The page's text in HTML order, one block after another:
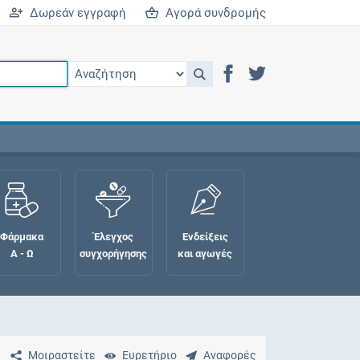
Δωρεάν εγγραφή Αγορά συνδρομής
Φάρμακα
Α - Ω
Έλεγχος
συγχορήγησης
Ενδείξεις
και αγωγές
Μοιραστείτε Ευρετήριο Αναφορές